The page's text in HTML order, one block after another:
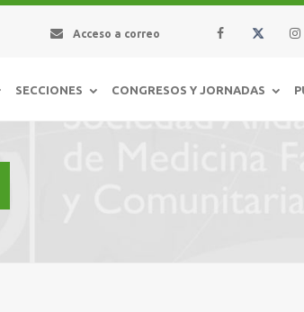
Acceso a correo
SECCIONES CONGRESOS Y JORNADAS